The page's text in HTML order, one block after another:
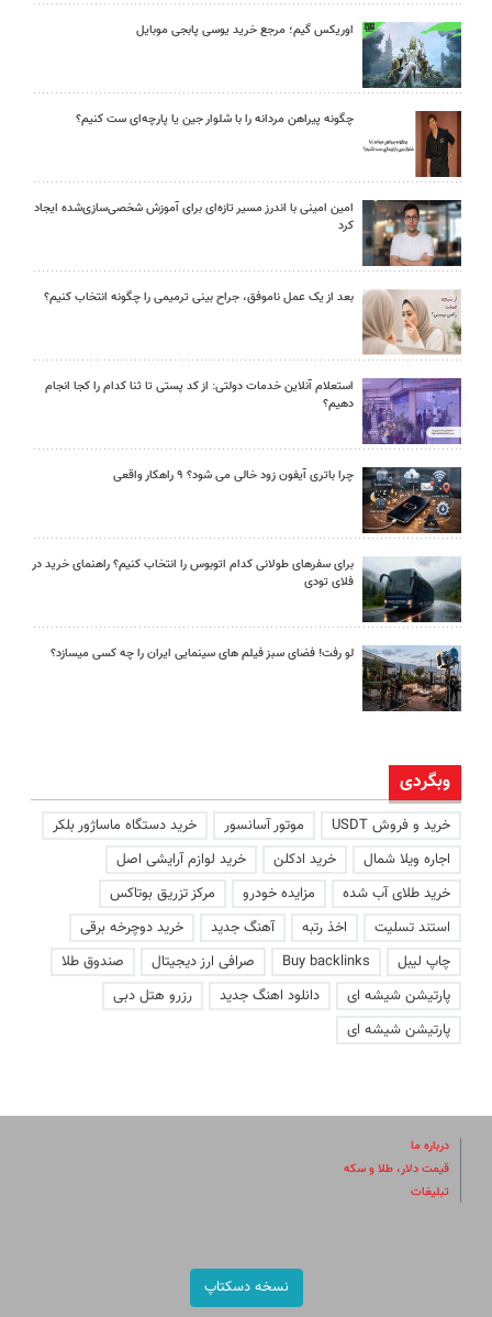
اوریکس گیم؛ مرجع خرید یوسی پابجی موبایل
چگونه پیراهن مردانه را با شلوار جین یا پارچه‌ای ست کنیم؟
امین امینی با اندرز مسیر تازه‌ای برای آموزش شخصی‌سازی‌شده ایجاد
کرد
بعد از یک عمل ناموفق، جراح بینی ترمیمی را چگونه انتخاب کنیم؟
استعلام آنلاین خدمات دولتی: از کد پستی تا ثنا کدام را کجا انجام
دهیم؟
چرا باتری آیفون زود خالی می شود؟ ۹ راهکار واقعی
برای سفرهای طولانی کدام اتوبوس را انتخاب کنیم؟ راهنمای خرید در
فلای تودی
لو رفت! فضای سبز فیلم های سینمایی ایران را چه کسی میسازد؟
وبگردی
خرید و فروش USDT موتور آسانسور
خرید دستگاه ماساژور بلکر
اجاره ویلا شمال
خرید ادکلن
خرید لوازم آرایشی اصل
خرید طلای آب شده
مزایده خودرو
مرکز تزریق بوتاکس
استند تسلیت
اخذ رتبه آهنگ جدید
خرید دوچرخه برقی
چاپ لیبل
Buy backlinks صرافی ارز دیجیتال
صندوق طلا
پارتیشن شیشه ای
دانلود اهنگ جدید
رزرو هتل دبی
پارتیشن شیشه ای
درباره ما
قیمت دلار، طلا و سکه
تبلیغات
نسخه دسکتاپ